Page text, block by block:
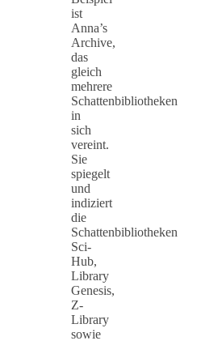
ist
Anna’s
Archive,
das
gleich
mehrere
Schattenbibliotheken
in
sich
vereint.
Sie
spiegelt
und
indiziert
die
Schattenbibliotheken
Sci-
Hub,
Library
Genesis,
Z-
Library
sowie